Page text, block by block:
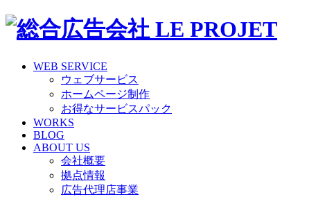
WEB SERVICE
ウェブサービス
ホームページ制作
お得なサービスパック
WORKS
BLOG
ABOUT US
会社概要
拠点情報
広告代理店事業